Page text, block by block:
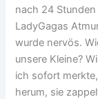
nach 24
LadyGagas
wurde nervös.
unsere Kleine?
ich sofort
herum, sie